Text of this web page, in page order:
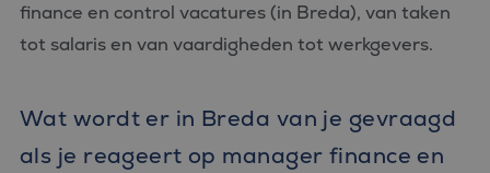
finance en control vacatures (in Breda), van taken
tot salaris en van vaardigheden tot werkgevers.
Wat wordt er in Breda van je gevraagd
als je reageert op manager finance en